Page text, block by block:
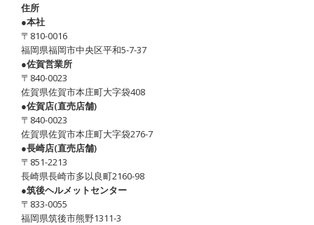
住所
●本社
〒810-0016
福岡県福岡市中央区平和5-7-37
●佐賀営業所
〒840-0023
佐賀県佐賀市本庄町大字袋408
●佐賀店(直売店舗)
〒840-0023
佐賀県佐賀市本庄町大字袋276-7
●長崎店(直売店舗)
〒851-2213
長崎県長崎市多以良町2160-98
●筑後ヘルメットセンター
〒833-0055
福岡県筑後市熊野1311-3